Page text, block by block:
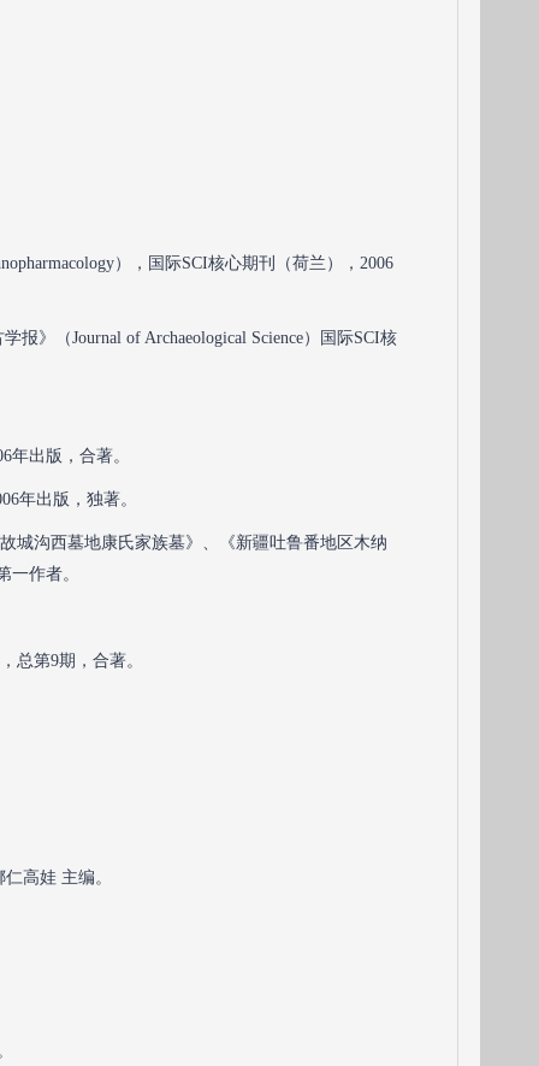
），国际SCI核心期刊（荷兰），2006
》（Journal of Archaeological Science）国际SCI核
年出版，合著。
年出版，独著。
城沟西墓地康氏家族墓》、《新疆吐鲁番地区木纳
一作者。
总第9期，合著。
高娃 主编。